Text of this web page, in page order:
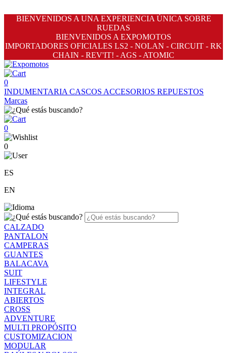
BIENVENIDOS A UNA EXPERIENCIA ÚNICA SOBRE
RUEDAS
BIENVENIDOS A EXPOMOTOS
IMPORTADORES OFICIALES LS2 - NOLAN - CIRCUIT - RK
CHAIN - REV'IT! - AGS - ATOMIC
0
INDUMENTARIA CASCOS ACCESORIOS REPUESTOS
Marcas
0
0
ES
EN
CALZADO
PANTALON
CAMPERAS
GUANTES
BALACAVA
SUIT
LIFESTYLE
INTEGRAL
ABIERTOS
CROSS
ADVENTURE
MULTI PROPÓSITO
CUSTOMIZACION
MODULAR